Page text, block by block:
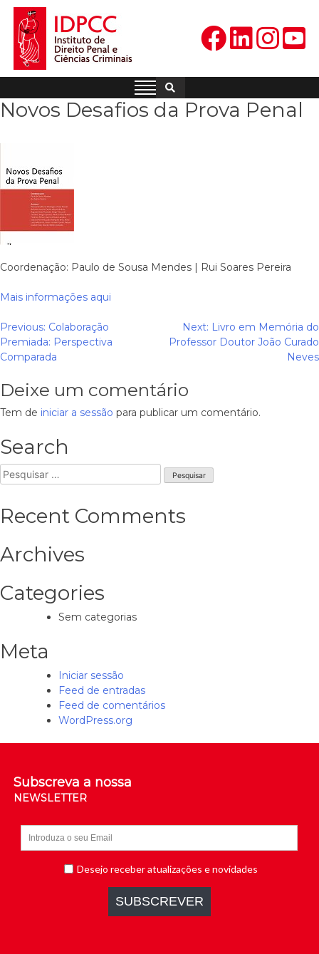
Skip
content
IDPCC
Instituto de Direito Penal e
Novos Desafios da Prova Penal
Coordenação: Paulo de Sousa Mendes | Rui Soares Pereira
Mais informações aqui
Navegação
de
artigos
Previous: Colaboração
Premiada: Perspectiva
Comparada
Next: Livro em Memória do
Professor Doutor João Curado
Neves
Deixe um comentário
Tem de iniciar a sessão para publicar um comentário.
Search
Pesquisar
por:
Recent Comments
Archives
Categories
Sem categorias
Meta
Iniciar sessão
Feed de entradas
Feed de comentários
WordPress.org
Subscreva a nossa
NEWSLETTER